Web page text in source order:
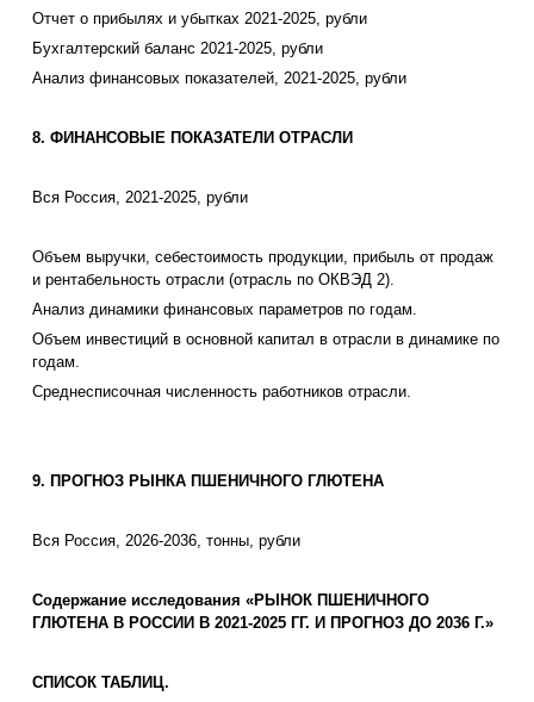
Отчет о прибылях и убытках 2021-2025, рубли
Бухгалтерский баланс 2021-2025, рубли
Анализ финансовых показателей, 2021-2025, рубли
8. ФИНАНСОВЫЕ ПОКАЗАТЕЛИ ОТРАСЛИ
Вся Россия, 2021-2025, рубли
Объем выручки, себестоимость продукции, прибыль от продаж
и рентабельность отрасли (отрасль по ОКВЭД 2).
Анализ динамики финансовых параметров по годам.
Объем инвестиций в основной капитал в отрасли в динамике по
годам.
Среднесписочная численность работников отрасли.
9. ПРОГНОЗ РЫНКА ПШЕНИЧНОГО ГЛЮТЕНА
Вся Россия, 2026-2036, тонны, рубли
Содержание исследования «РЫНОК ПШЕНИЧНОГО
ГЛЮТЕНА В РОССИИ В 2021-2025 ГГ. И ПРОГНОЗ ДО 2036 Г.»
СПИСОК ТАБЛИЦ.